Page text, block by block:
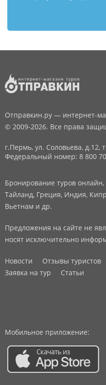
Отправкин.ру — интернет-
© 2009-2026. Все права
г.Пермь, ул. Соловьева, д.12,
Федеральный номер: 8 800
Бронирование туров
Тайланд, Греция, Индия,
Вьетнам и др.
Предложения на сайте не
носят исключительно
Новости Отзывы туристов
Заявка на тур
Статьи
Мобильное приложение: